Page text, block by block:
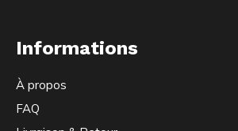
Informations
À propos
FAQ